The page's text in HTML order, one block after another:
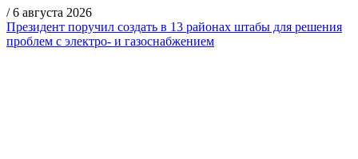
/ 6 августа 2026
Президент поручил создать в 13 районах штабы для решения
проблем с электро- и газоснабжением